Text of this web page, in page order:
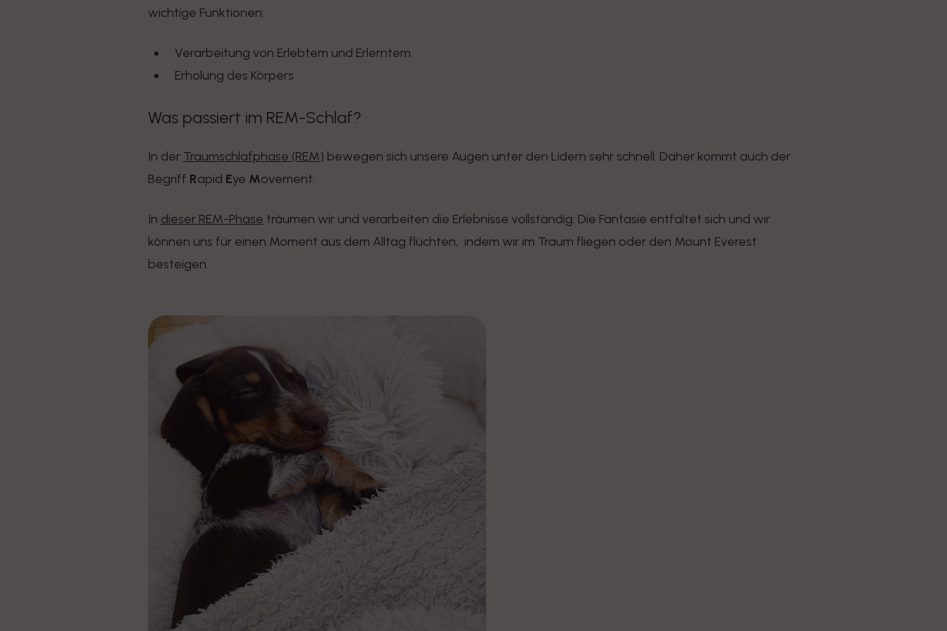
wichtige Funktionen:
Verarbeitung von Erlebtem und Erlerntem
Erholung des Körpers
Was passiert im REM-Schlaf?
In der Traumschlafphase (REM) bewegen sich unsere Augen unter den Lidern sehr schnell. Daher kommt auch der
Begriff Rapid Eye Movement.
In dieser REM-Phase träumen wir und verarbeiten die Erlebnisse vollständig. Die Fantasie entfaltet sich und wir
können uns für einen Moment aus dem Alltag flüchten, indem wir im Traum fliegen oder den Mount Everest
besteigen.